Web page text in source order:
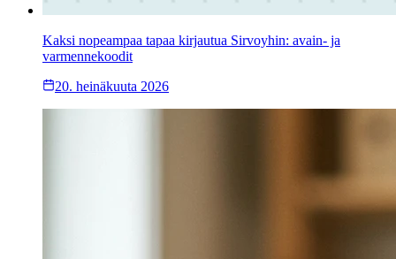
Kaksi nopeampaa tapaa kirjautua Sirvoyhin: avain- ja
varmennekoodit
20. heinäkuuta 2026